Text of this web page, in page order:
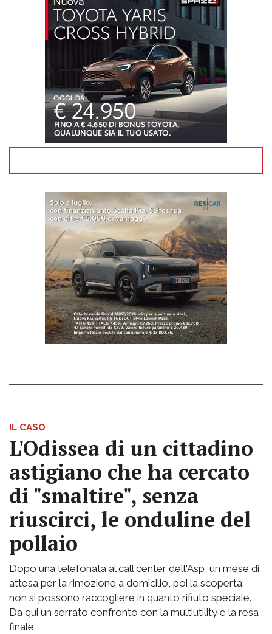
IL CASO
L'Odissea di un cittadino
astigiano che ha cercato
di "smaltire", senza
riuscirci, le onduline del
pollaio
Dopo una telefonata al call center dell'Asp, un mese di
attesa per la rimozione a domicilio, poi la scoperta:
non si possono raccogliere in quanto rifiuto speciale.
Da qui un serrato confronto con la multiutility e la resa
finale